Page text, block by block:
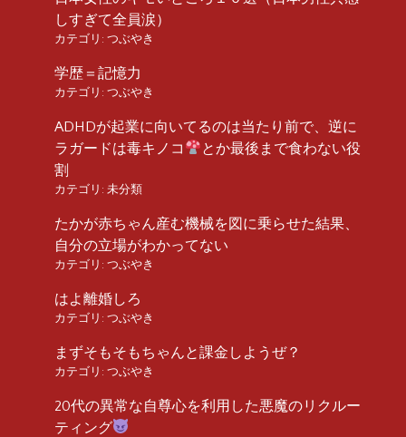
しすぎて全員涙）
カテゴリ: つぶやき
学歴＝記憶力
カテゴリ: つぶやき
ADHDが起業に向いてるのは当たり前で、逆に
ラガードは毒キノコ
とか最後まで食わない役
割
カテゴリ: 未分類
たかが赤ちゃん産む機械を図に乗らせた結果、
自分の立場がわかってない
カテゴリ: つぶやき
はよ離婚しろ
カテゴリ: つぶやき
まずそもそもちゃんと課金しようぜ？
カテゴリ: つぶやき
20代の異常な自尊心を利用した悪魔のリクルー
ティング